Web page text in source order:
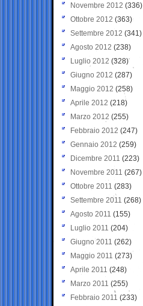
Novembre 2012 (336)
Ottobre 2012 (363)
Settembre 2012 (341)
Agosto 2012 (238)
Luglio 2012 (328)
Giugno 2012 (287)
Maggio 2012 (258)
Aprile 2012 (218)
Marzo 2012 (255)
Febbraio 2012 (247)
Gennaio 2012 (259)
Dicembre 2011 (223)
Novembre 2011 (267)
Ottobre 2011 (283)
Settembre 2011 (268)
Agosto 2011 (155)
Luglio 2011 (204)
Giugno 2011 (262)
Maggio 2011 (273)
Aprile 2011 (248)
Marzo 2011 (255)
Febbraio 2011 (233)